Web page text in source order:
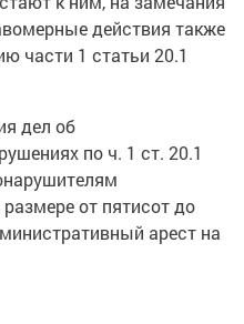
действия также
части 1 статьи 20.1
по ч. 1 ст. 20.1
от пятисот до
арест на